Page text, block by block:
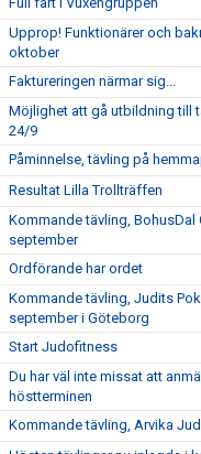
Upprop! Funktionärer och
oktober
Faktureringen närmar sig...
Möjlighet att gå utbildning till
24/9
Påminnelse, tävling på
Resultat Lilla Trollträffen
Kommande tävling, BohusDal
september
Ordförande har ordet
Kommande tävling, Judits
september i Göteborg
Start Judofitness
Du har väl inte missat att
höstterminen
Kommande tävling, Arvika